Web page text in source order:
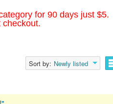
for 90 days just $5.
checkout.
Sort by: Newly listed